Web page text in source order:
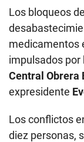
Los bloqueos
medicamentos
impulsados por
Central Obrera
expresidente
Los conflictos
diez personas,